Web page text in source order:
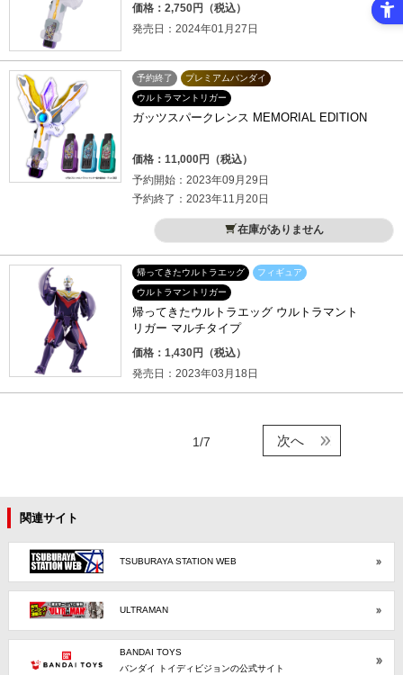
価格：2,750円（税込）
発売日：2024年01月27日
予約終了
プレミアムバンダイ
ウルトラマントリガー
ガッツスパークレンス MEMORIAL EDITION
価格：11,000円（税込）
予約開始：2023年09月29日
予約終了：2023年11月20日
在庫がありません
帰ってきたウルトラエッグ
フィギュア
ウルトラマントリガー
帰ってきたウルトラエッグ ウルトラマント
リガー マルチタイプ
価格：1,430円（税込）
発売日：2023年03月18日
1/7 次へ
関連サイト
TSUBURAYA STATION WEB
ULTRAMAN
BANDAI TOYS
バンダイ トイディビジョンの公式サイト